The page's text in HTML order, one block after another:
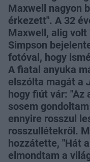
Maxwell nagyon
érkezett". A 32
Maxwell, alig volt
Simpson
fotóval, hogy
A fiatal anyuka
elszólta magát a
hogy fiút vár: "Az
sosem
ennyire rosszul
rosszullétekről.
hozzátette, "Hát
elmondtam a